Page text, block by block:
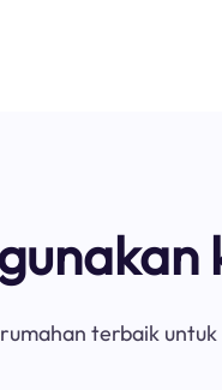
terbaik